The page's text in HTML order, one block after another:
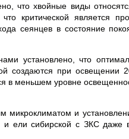
что хвойные виды
критической является
сеянцев в состояние
установлено, что
создаются при освещении
в меньшем уровне
микроклиматом и
ели сибирской с ЗКС даже